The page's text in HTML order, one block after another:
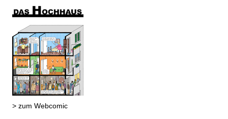
> zum Webcomic